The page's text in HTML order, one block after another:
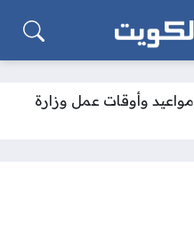
مواعيد وأوقات عمل وزارة